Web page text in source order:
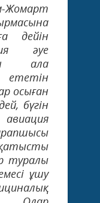
Жомарт
дейін
әуе
ала
ететін
осыған
бүгін
туралы
ұшу